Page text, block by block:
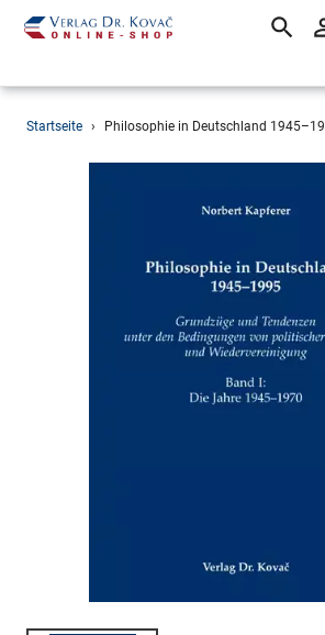
DirektStartseite › Philosophie in Deutschland